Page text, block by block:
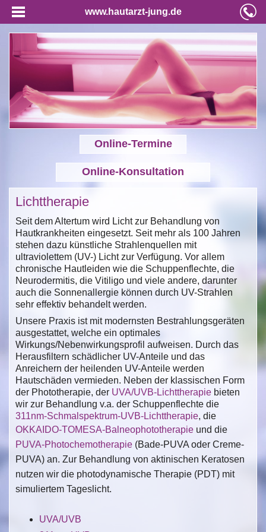
www.hautarzt-jung.de
Online-Termine
Online-Konsultation
Lichttherapie
Seit dem Altertum wird Licht zur Behandlung von
Hautkrankheiten eingesetzt. Seit mehr als 100 Jahren
stehen dazu künstliche Strahlenquellen mit
ultraviolettem (UV-) Licht zur Verfügung. Vor allem
chronische Hautleiden wie die Schuppenflechte, die
Neurodermitis, die Vitiligo und viele andere, darunter
auch die Sonnenallergie können durch UV-Strahlen
sehr effektiv behandelt werden.
Unsere Praxis ist mit modernsten Bestrahlungsgeräten
ausgestattet, welche ein optimales
Wirkungs/Nebenwirkungsprofil aufweisen. Durch das
Herausfiltern schädlicher UV-Anteile und das
Anreichern der heilenden UV-Anteile werden
Hautschäden vermieden. Neben der klassischen Form
der Phototherapie, der UVA/UVB-Lichttherapie bieten
wir zur Behandlung v.a. der Schuppenflechte die
311nm-Schmalspektrum-UVB-Lichttherapie, die
OKKAIDO-TOMESA-Balneophototherapie und die
PUVA-Photochemotherapie (Bade-PUVA oder Creme-
PUVA) an. Zur Behandlung von aktinischen Keratosen
nutzen wir die photodynamische Therapie (PDT) mit
simuliertem Tageslicht.
UVA/UVB